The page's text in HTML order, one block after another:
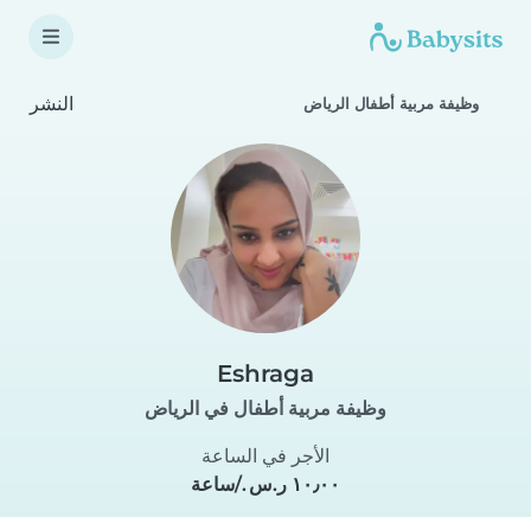
وظيفة مربية أطفال الرياض النشر
Eshraga
وظيفة مربية أطفال في الرياض
الأجر في الساعة